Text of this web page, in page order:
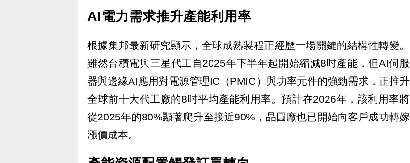
AI電力需求推升產能利用率
根據集邦最新研究顯示，全球成熟製程正經歷一場關鍵的結構性轉變。
雖然台積電與三星代工自2025年下半年起開始縮減8吋產能，但AI伺服
器與邊緣AI應用對電源管理IC（PMIC）與功率元件的強勁需求，正推升
全球前十大代工廠的8吋平均產能利用率。預計在2026年，該利用率將
從2025年的80%顯著爬升至接近90%，晶圓廠也已開始向客戶成功轉嫁
漲價成本。